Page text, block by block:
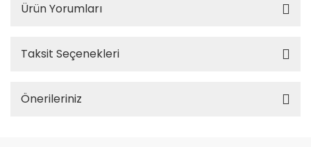
Ürün Yorumları
Taksit Seçenekleri
Önerileriniz